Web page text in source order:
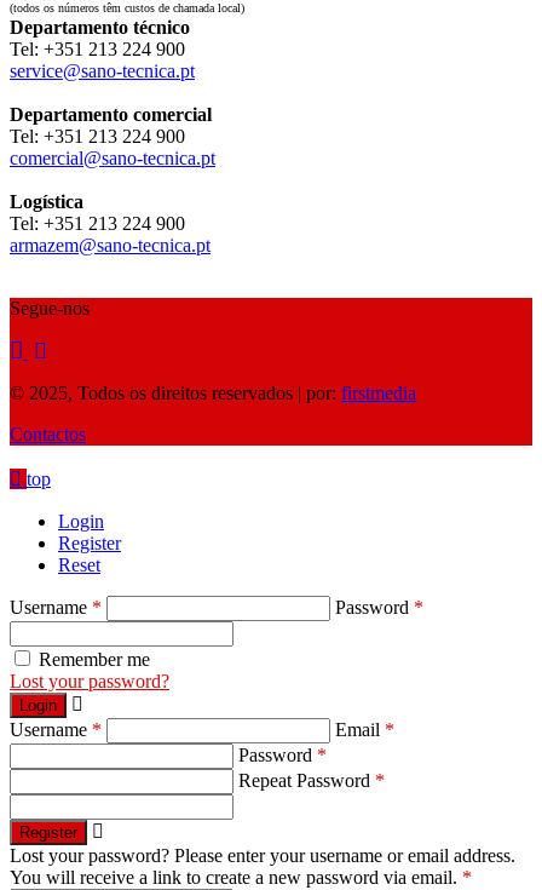
(todos os números têm custos de chamada local)
Departamento técnico
Tel: ‪+351 213 224 900‬
service@sano-tecnica.pt
Departamento comercial
Tel: ‪+351 213 224 900‬
comercial@sano-tecnica.pt
Logística
Tel: ‪+351 213 224 900‬
armazem@sano-tecnica.pt
Segue-nos
© 2025, Todos os direitos reservados | por: firstmedia
Contactos
top
Login
Register
Reset
Username * Password *
Remember me
Lost your password?
Login
Username * Email *
Password *
Repeat Password *
Register
Lost your password? Please enter your username or email address.
You will receive a link to create a new password via email. *